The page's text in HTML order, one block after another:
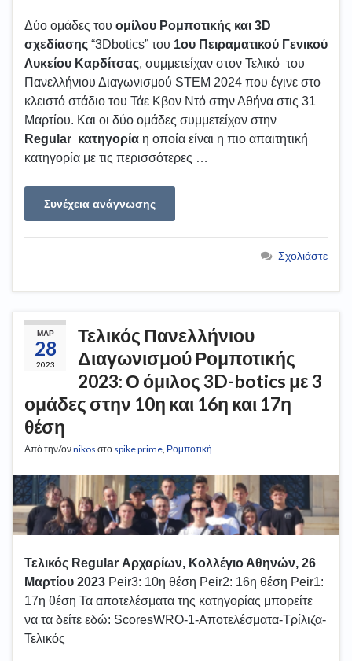
Δύο ομάδες του ομίλου Ρομποτικής και 3D
σχεδίασης “3Dbotics” του 1ου Πειραματικού Γενικού
Λυκείου Καρδίτσας, συμμετείχαν στον Τελικό του
Πανελλήνιου Διαγωνισμού STEM 2024 που έγινε στο
κλειστό στάδιο του Τάε Κβον Ντό στην Αθήνα στις 31
Μαρτίου. Και οι δύο ομάδες συμμετείχαν στην
Regular κατηγορία η οποία είναι η πιο απαιτητική
κατηγορία με τις περισσότερες …
Συνέχεια ανάγνωσης
Σχολιάστε
ΜΑΡ
28
2023
Τελικός Πανελλήνιου
Διαγωνισμού Ρομποτικής
2023: Ο όμιλος 3D-botics με 3
ομάδες στην 10η και 16η και 17η
θέση
Από την/ονnikos στο spike prime Ρομποτική
Τελικός Regular Αρχαρίων, Κολλέγιο Αθηνών, 26
Μαρτίου 2023 Peir3: 10η θέση Peir2: 16η θέση Peir1:
17η θέση Τα αποτελέσματα της κατηγορίας μπορείτε
να τα δείτε εδώ: ScoresWRO-1-Αποτελέσματα-Τρίλιζα-
Τελικός